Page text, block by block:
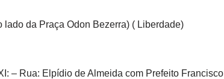
da Praça Odon Bezerra) ( Liberdade)
– Rua: Elpídio de Almeida com Prefeito Francisco